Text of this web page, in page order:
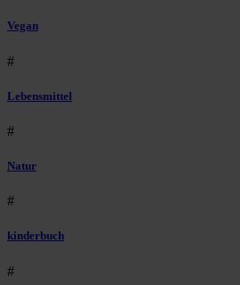
Vegan
#
Lebensmittel
#
Natur
#
kinderbuch
#